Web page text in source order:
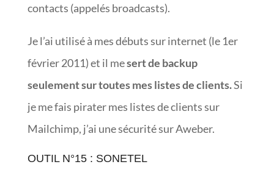
contacts (appelés broadcasts).
Je l’ai utilisé à mes débuts sur internet (le 1er
février 2011) et il mesert de backup
seulement sur toutes mes listes de clients.Si
je me fais pirater mes listes de clients sur
Mailchimp, j’ai une sécurité sur Aweber.
OUTIL N°15 : SONETEL